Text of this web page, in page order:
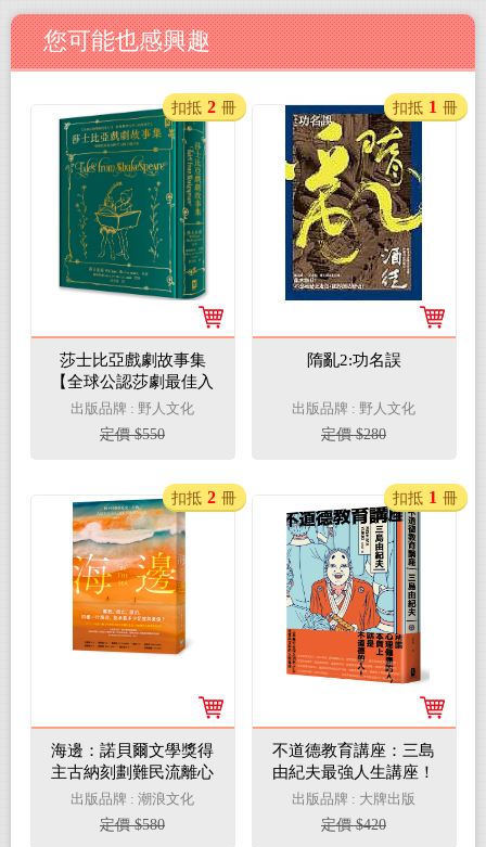
您可能也感興趣
莎士比亞戲劇故事集
【全球公認莎劇最佳入
門．影響世界文學400
年劇作．蘭姆姊弟暢銷
易讀版】 ：復刻英國黃
本｜燙金精裝）
出版品牌 : 野人文化
定價 $550
扣抵 2 冊
隋亂2:功名誤
出版品牌 : 野人文化
定價 $280
扣抵 1 冊
海邊：諾貝爾文學獎得
主古納刻劃難民流離心
境重要代表作（特別收
錄諾貝爾文學獎獲獎致
辭〈寫作〉）
出版品牌 : 潮浪文化
定價 $580
扣抵 2 冊
不道德教育講座：三島
由紀夫最強人生講座！
深入洞悉人生、社會與
文學的大膽異論
出版品牌 : 大牌出版
定價 $420
扣抵 1 冊